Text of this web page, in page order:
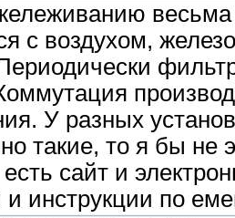
весьма
с воздухом,
У разных
такие, то я бы не
сайт и
инструкции по